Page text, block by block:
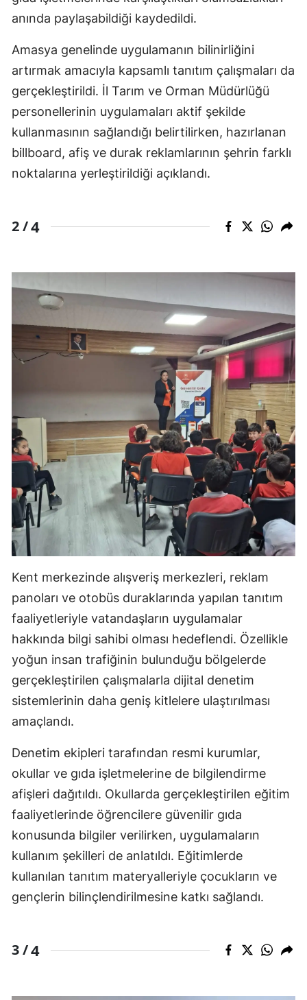
anında paylaşabildiği kaydedildi.
Amasya genelinde uygulamanın bilinirliğini
artırmak amacıyla kapsamlı tanıtım çalışmaları da
gerçekleştirildi. İl Tarım ve Orman Müdürlüğü
personellerinin uygulamaları aktif şekilde
kullanmasının sağlandığı belirtilirken, hazırlanan
billboard, afiş ve durak reklamlarının şehrin farklı
noktalarına yerleştirildiği açıklandı.
2 /4
Kent merkezinde alışveriş merkezleri, reklam
panoları ve otobüs duraklarında yapılan tanıtım
faaliyetleriyle vatandaşların uygulamalar
hakkında bilgi sahibi olması hedeflendi. Özellikle
yoğun insan trafiğinin bulunduğu bölgelerde
gerçekleştirilen çalışmalarla dijital denetim
sistemlerinin daha geniş kitlelere ulaştırılması
amaçlandı.
Denetim ekipleri tarafından resmi kurumlar,
okullar ve gıda işletmelerine de bilgilendirme
afişleri dağıtıldı. Okullarda gerçekleştirilen eğitim
faaliyetlerinde öğrencilere güvenilir gıda
konusunda bilgiler verilirken, uygulamaların
kullanım şekilleri de anlatıldı. Eğitimlerde
kullanılan tanıtım materyalleriyle çocukların ve
gençlerin bilinçlendirilmesine katkı sağlandı.
3 /4